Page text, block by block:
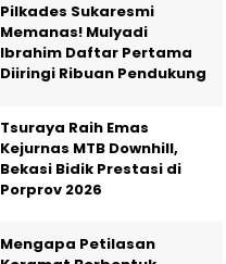
Pilkades Sukaresmi
Memanas! Mulyadi
Ibrahim Daftar Pertama
Diiringi Ribuan Pendukung
Tsuraya Raih Emas
Kejurnas MTB Downhill,
Bekasi Bidik Prestasi di
Porprov 2026
Mengapa Petilasan